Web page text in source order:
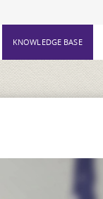
KNOWLEDGE BASE